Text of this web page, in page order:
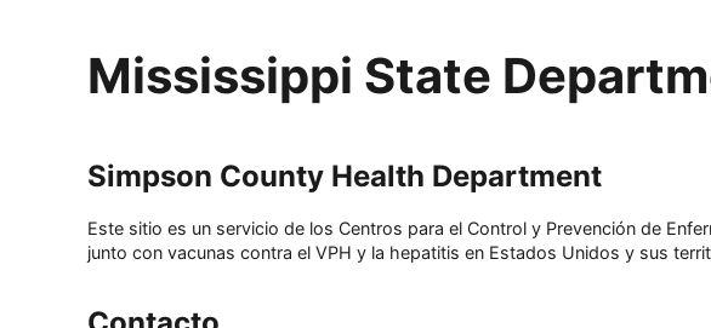
Mississippi State
Simpson County Health Department
Este sitio es un servicio de los Centros para el Control y Prevención de
junto con vacunas contra el VPH y la hepatitis en Estados Unidos y sus